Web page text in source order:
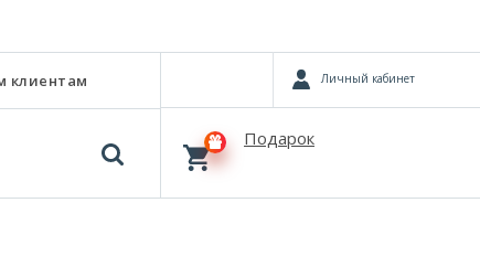
клиентам Личный кабинет
Подарок